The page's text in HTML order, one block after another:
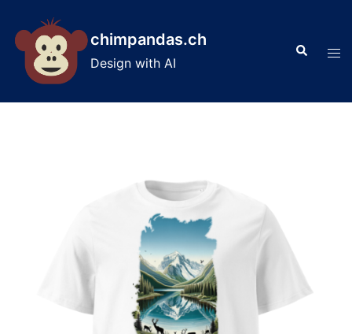
content
chimpandas.ch
Design with AI
Search